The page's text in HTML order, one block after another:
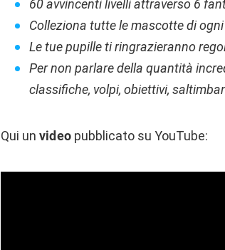
60 avvincenti livelli attraverso 6
Colleziona tutte le mascotte di
Le tue pupille ti ringrazieranno
Per non parlare della quantità
classifiche, volpi, obiettivi,
Qui un video pubblicato su YouTube: